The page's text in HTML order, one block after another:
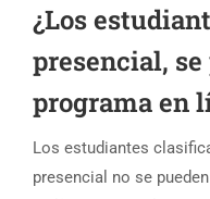
¿Los
presencial,
programa en
Los estudiantes
presencial no se